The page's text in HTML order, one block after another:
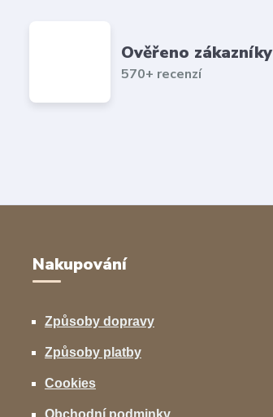
Ověřeno zákazníky
570+ recenzí
Nakupování
Způsoby dopravy
Způsoby platby
Cookies
Obchodní podminky